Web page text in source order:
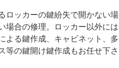
ロッカーの鍵紛失で開かない場
場合の修理。ロッカー以外には
よる鍵作成、キャビネット、多
等の鍵開け鍵作成もお任せ下さ